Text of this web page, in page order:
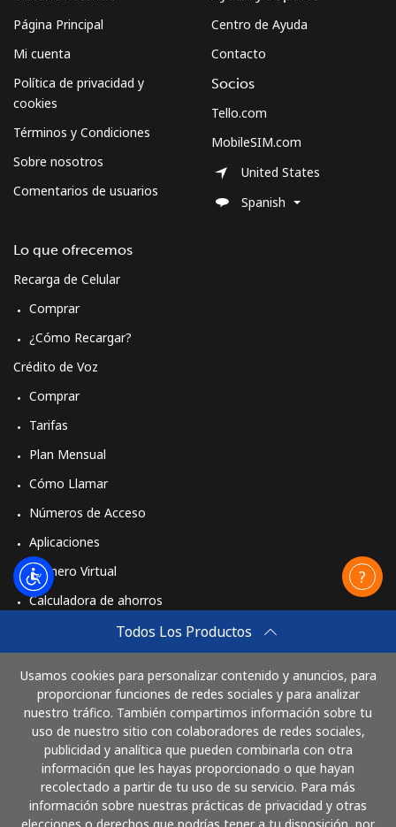
Todos Los Productos
Usamos cookies para personalizar contenido y anuncios, para
proporcionar funciones de redes sociales y para analizar
nuestro tráfico. También compartimos información sobre tu
uso de nuestro sitio con colaboradores de redes sociales,
publicidad y analítica que pueden combinarla con otra
información que les hayas proporcionado o que hayan
recolectado a partir de tu uso de su servicio. Para más
información sobre nuestras prácticas de privacidad y otras
Página Principal
Mi cuenta
Política de privacidad y
cookies
Términos y Condiciones
Sobre nosotros
Comentarios de usuarios
Lo que ofrecemos
Recarga de Celular
Comprar
¿Cómo Recargar?
Crédito de Voz
Comprar
Tarifas
Plan Mensual
Cómo Llamar
Números de Acceso
Aplicaciones
Número Virtual
Calculadora de ahorros
Comprar
Cómo funciona
Centro de Ayuda
Contacto
Socios
Tello.com
MobileSIM.com
United States
Spanish
Paga con